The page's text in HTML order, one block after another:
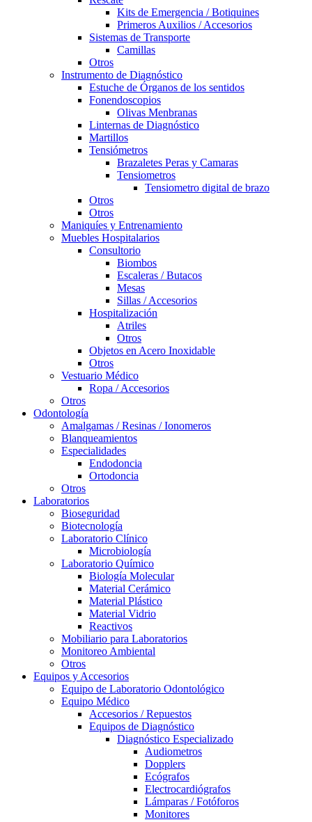
Kits de Emergencia / Botiquines
Primeros Auxilios / Accesorios
Sistemas de Transporte
Camillas
Otros
Instrumento de Diagnóstico
Estuche de Órganos de los sentidos
Fonendoscopios
Olivas Menbranas
Linternas de Diagnóstico
Martillos
Tensiómetros
Brazaletes Peras y Camaras
Tensiometros
Tensiometro digital de brazo
Otros
Otros
Maniquíes y Entrenamiento
Muebles Hospitalarios
Consultorio
Biombos
Escaleras / Butacos
Mesas
Sillas / Accesorios
Hospitalización
Atriles
Otros
Objetos en Acero Inoxidable
Otros
Vestuario Médico
Ropa / Accesorios
Otros
Odontología
Amalgamas / Resinas / Ionomeros
Blanqueamientos
Especialidades
Endodoncia
Ortodoncia
Otros
Laboratorios
Bioseguridad
Biotecnología
Laboratorio Clínico
Microbiología
Laboratorio Químico
Biología Molecular
Material Cerámico
Material Plástico
Material Vidrio
Reactivos
Mobiliario para Laboratorios
Monitoreo Ambiental
Otros
Equipos y Accesorios
Equipo de Laboratorio Odontológico
Equipo Médico
Accesorios / Repuestos
Equipos de Diagnóstico
Diagnóstico Especializado
Audiometros
Dopplers
Ecógrafos
Electrocardiógrafos
Lámparas / Fotóforos
Monitores